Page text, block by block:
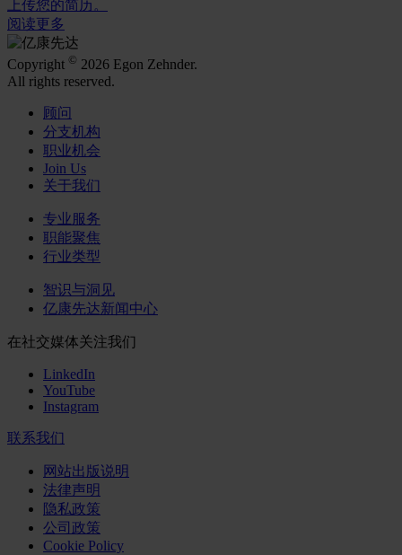
上传您的简历。
阅读更多
Copyright © 2026 Egon Zehnder.
All rights reserved.
顾问
分支机构
职业机会
Join Us
关于我们
专业服务
职能聚焦
行业类型
智识与洞见
亿康先达新闻中心
在社交媒体关注我们
LinkedIn
YouTube
Instagram
联系我们
网站出版说明
法律声明
隐私政策
公司政策
Cookie Policy